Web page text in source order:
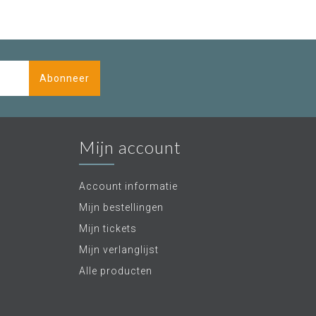
Abonneer
Mijn account
Account informatie
Mijn bestellingen
Mijn tickets
Mijn verlanglijst
Alle producten